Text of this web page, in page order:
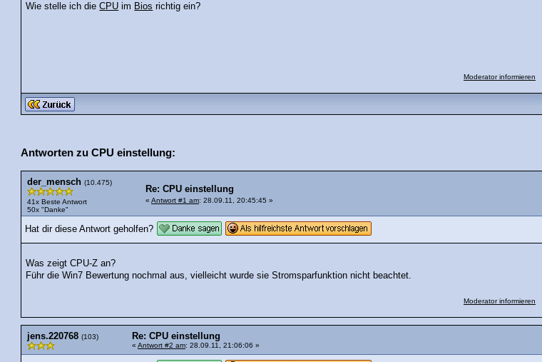
Wie stelle ich dieCPU im Bios richtig ein?
Moderator informieren
Antworten zu CPU einstellung:
der_mensch (10.475)
41x Beste Antwort
50x "Danke"
Re: CPU einstellung
« Antwort #1 am: 28.09.11, 20:45:45 »
Hat dir diese Antwort geholfen?
Was zeigt CPU-Z an?
Führ die Win7 Bewertung nochmal aus, vielleicht wurde sie Stromsparfunktion nicht beachtet.
Moderator informieren
jens.220768 (103) Re: CPU einstellung
« Antwort #2 am: 28.09.11, 21:06:06 »